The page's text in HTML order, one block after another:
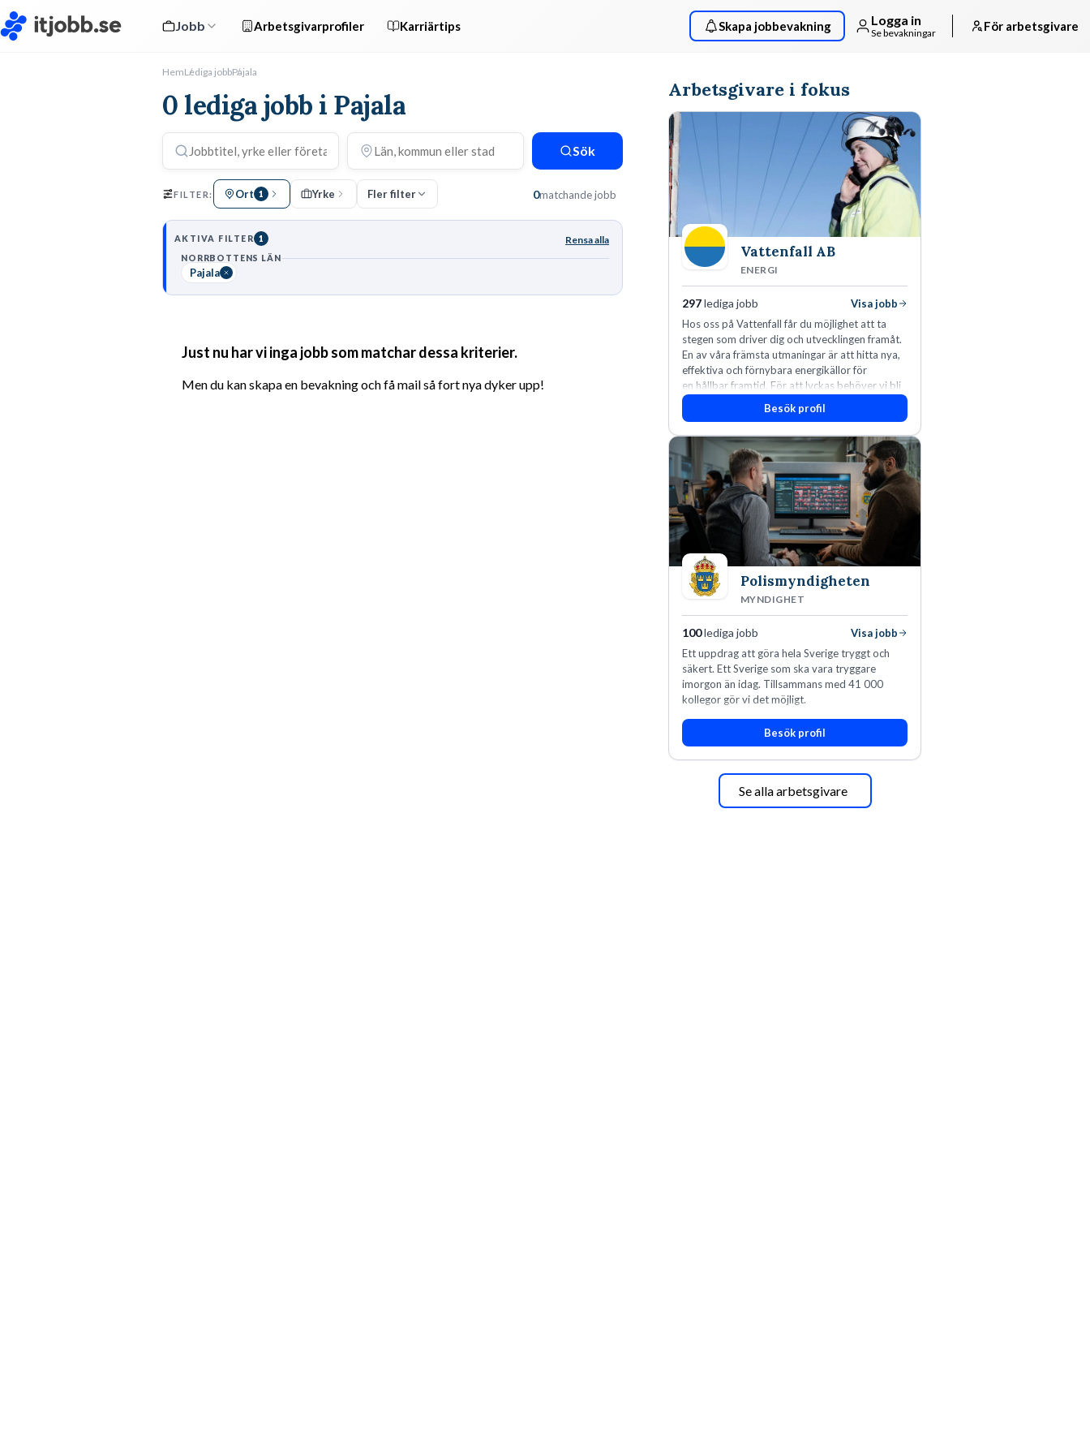
Jobb Arbetsgivarprofiler Karriärtips Skapa jobbevakning Logga in
Se bevakningar För arbetsgivare
HemLediga jobbPajala
0 lediga jobb i Pajala
Sök
FILTER: Ort 1 Yrke Fler filter 0matchande jobb
AKTIVA FILTER 1 Rensa alla
NORRBOTTENS LÄN
Pajala
Just nu har vi inga jobb som matchar dessa kriterier.
Men du kan skapa en bevakning och få mail så fort nya dyker upp!
Arbetsgivare i fokus
Vattenfall AB
ENERGI
297lediga jobb
Visa jobb
Hos oss på Vattenfall får du möjlighet att ta
stegen som driver dig och utvecklingen framåt.
En av våra främsta utmaningar är att hitta nya,
effektiva och förnybara energikällor för
en hållbar framtid. För att lyckas behöver vi bli
fler medarbetare som vill göra skillnad.
Besök profil
Polismyndigheten
MYNDIGHET
100lediga jobb
Visa jobb
Ett uppdrag att göra hela Sverige tryggt och
säkert. Ett Sverige som ska vara tryggare
imorgon än idag. Tillsammans med 41 000
kollegor gör vi det möjligt.
Besök profil
Se alla arbetsgivare